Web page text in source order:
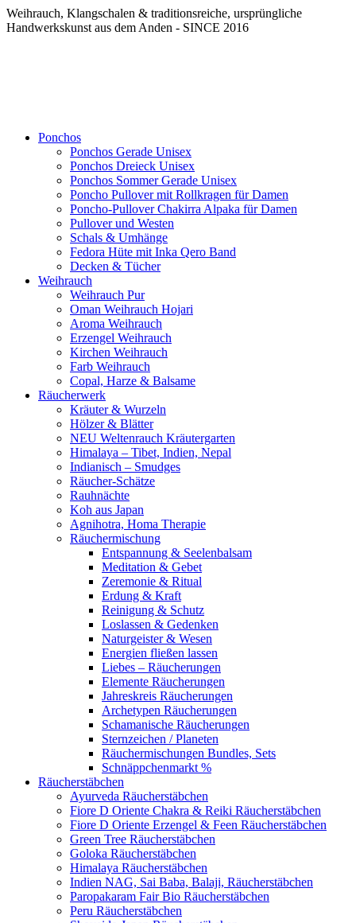
Weihrauch, Klangschalen & traditionsreiche, ursprüngliche
Handwerkskunst aus dem Anden - SINCE 2016
Ponchos
Ponchos Gerade Unisex
Ponchos Dreieck Unisex
Ponchos Sommer Gerade Unisex
Poncho Pullover mit Rollkragen für Damen
Poncho-Pullover Chakirra Alpaka für Damen
Pullover und Westen
Schals & Umhänge
Fedora Hüte mit Inka Qero Band
Decken & Tücher
Weihrauch
Weihrauch Pur
Oman Weihrauch Hojari
Aroma Weihrauch
Erzengel Weihrauch
Kirchen Weihrauch
Farb Weihrauch
Copal, Harze & Balsame
Räucherwerk
Kräuter & Wurzeln
Hölzer & Blätter
NEU Weltenrauch Kräutergarten
Himalaya – Tibet, Indien, Nepal
Indianisch – Smudges
Räucher-Schätze
Rauhnächte
Koh aus Japan
Agnihotra, Homa Therapie
Räuchermischung
Entspannung & Seelenbalsam
Meditation & Gebet
Zeremonie & Ritual
Erdung & Kraft
Reinigung & Schutz
Loslassen & Gedenken
Naturgeister & Wesen
Energien fließen lassen
Liebes – Räucherungen
Elemente Räucherungen
Jahreskreis Räucherungen
Archetypen Räucherungen
Schamanische Räucherungen
Sternzeichen / Planeten
Räuchermischungen Bundles, Sets
Schnäppchenmarkt %
Räucherstäbchen
Ayurveda Räucherstäbchen
Fiore D Oriente Chakra & Reiki Räucherstäbchen
Fiore D Oriente Erzengel & Feen Räucherstäbchen
Green Tree Räucherstäbchen
Goloka Räucherstäbchen
Himalaya Räucherstäbchen
Indien NAG, Sai Baba, Balaji, Räucherstäbchen
Paropakaram Fair Bio Räucherstäbchen
Peru Räucherstäbchen